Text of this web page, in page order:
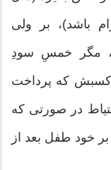
باشد)، بر ولی
مگر خمسِ سودِ
کسبش که پرداخت
در صورتی که
خود طفل بعد از